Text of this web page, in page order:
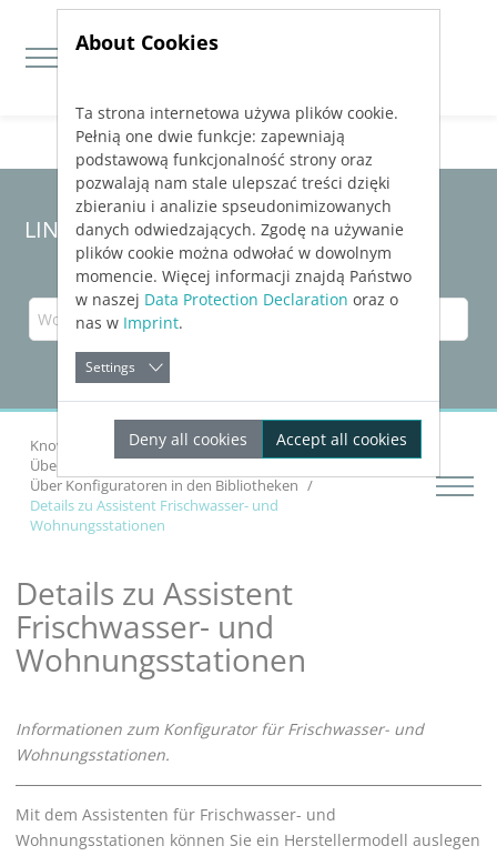
Jump directly to main navigation
Jump directly to content
LINEAR Solutions 23 für Revit
Knowledge Base Revit
Bauteile einfügen
Über Bauteile aus den Bibliotheken
Über Konfiguratoren in den Bibliotheken
Details zu Assistent Frischwasser- und
Wohnungsstationen
Details zu Assistent
Frischwasser- und
Wohnungsstationen
Informationen zum Konfigurator für Frischwasser- und
Wohnungsstationen.
Mit dem Assistenten für Frischwasser- und
Wohnungsstationen können Sie ein Herstellermodell auslegen
About Cookies
Ta strona internetowa używa plików cookie.
Pełnią one dwie funkcje: zapewniają
podstawową funkcjonalność strony oraz
pozwalają nam stale ulepszać treści dzięki
zbieraniu i analizie spseudonimizowanych
danych odwiedzających. Zgodę na używanie
plików cookie można odwołać w dowolnym
momencie. Więcej informacji znajdą Państwo
w naszej Data Protection Declaration oraz o
nas w Imprint.
Settings
Deny all cookies Accept all cookies